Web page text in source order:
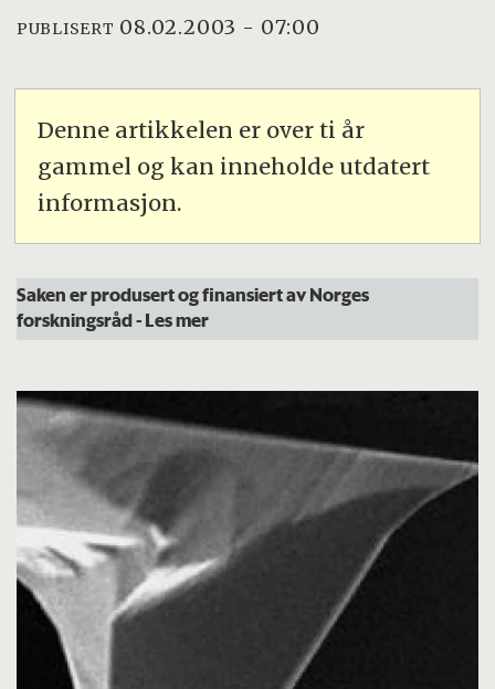
PUBLISERT 08.02.2003 - 07:00
Denne artikkelen er over ti år
gammel og kan inneholde utdatert
informasjon.
Saken er produsert og finansiert av Norges
forskningsråd- Les mer